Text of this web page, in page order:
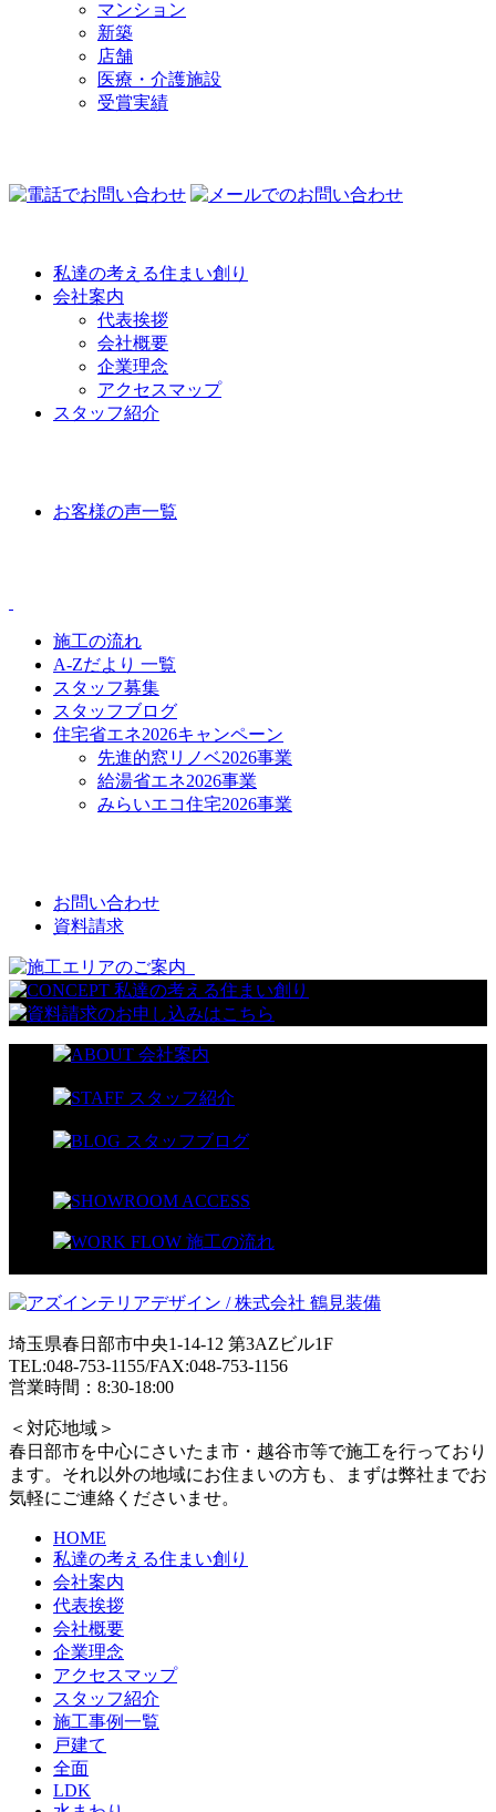
マンション
新築
店舗
医療・介護施設
受賞実績
私達の考える住まい創り
会社案内
代表挨拶
会社概要
企業理念
アクセスマップ
スタッフ紹介
お客様の声一覧
施工の流れ
A-Zだより 一覧
スタッフ募集
スタッフブログ
住宅省エネ2026キャンペーン
先進的窓リノベ2026事業
給湯省エネ2026事業
みらいエコ住宅2026事業
お問い合わせ
資料請求
埼玉県春日部市中央1-14-12 第3AZビル1F
TEL:048-753-1155/FAX:048-753-1156
営業時間：8:30-18:00
＜対応地域＞
春日部市を中心にさいたま市・越谷市等で施工を行っており
ます。それ以外の地域にお住まいの方も、まずは弊社までお
気軽にご連絡くださいませ。
HOME
私達の考える住まい創り
会社案内
代表挨拶
会社概要
企業理念
アクセスマップ
スタッフ紹介
施工事例一覧
戸建て
全面
LDK